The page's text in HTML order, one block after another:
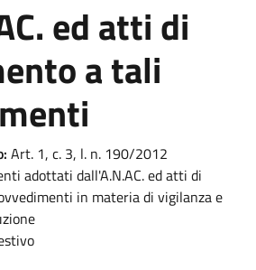
ed atti di
a tali
Art. 1, c. 3, l. n. 190/2012
adottati dall'A.N.AC. ed atti di
in materia di vigilanza e